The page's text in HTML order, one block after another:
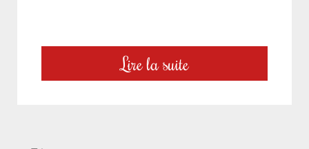
Lire la suite